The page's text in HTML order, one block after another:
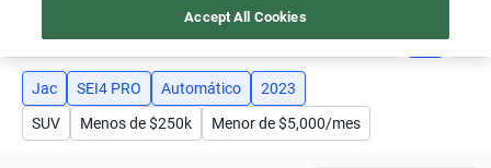
Busca por modelo
Busca por versión
Busca por año
Jac SEI4 PRO Automático
2023
SUV
Menos de $250k Menor de $5,000/mes
Accept All Cookies